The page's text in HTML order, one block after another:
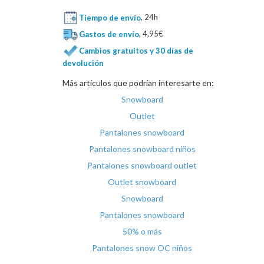
Tiempo de envío, 24h
Gastos de envío, 4,95€
Cambios gratuitos y 30 días de
devolución
Más artículos que podrían interesarte en:
Snowboard
Outlet
Pantalones snowboard
Pantalones snowboard niños
Pantalones snowboard outlet
Outlet snowboard
Snowboard
Pantalones snowboard
50% o más
Pantalones snow OC niños